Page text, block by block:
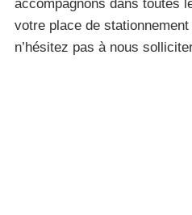
accompagnons dans toutes
votre place de
n’hésitez pas à nous